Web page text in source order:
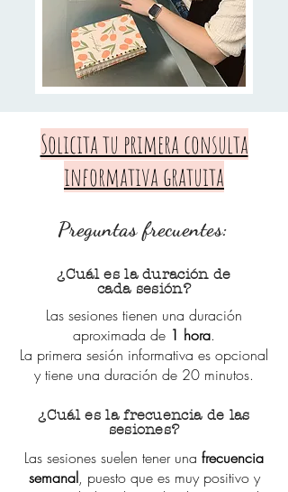
Solicita tu primera consulta
informativa gratuita
Preguntas frecuentes:
¿Cuál es la duración de
cada sesión?
Las sesiones tienen una duración
aproximada de 1 hora.
La primera sesión informativa es opcional
y tiene una duración de 20 minutos.
¿Cuál es la frecuencia de las
sesiones?
Las sesiones suelen tener una frecuencia
semanal, puesto que es muy positivo y